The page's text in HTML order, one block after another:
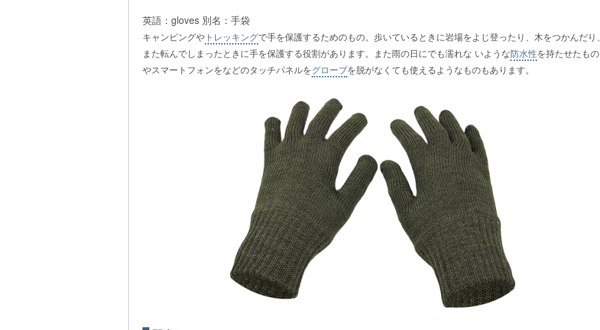
英語：gloves 別名：手袋
キャンピングや トレッキングで手を保護するためのもの。歩いているときに岩場をよじ登ったり、木をつかんだり、
また転んでしまったときに手を保護する役割があります。また雨の日にでも濡れな いような防水性を持たせたもの
やスマートフォンをなどのタッチパネルをグローブを脱がなくても使えるようなものもあります。